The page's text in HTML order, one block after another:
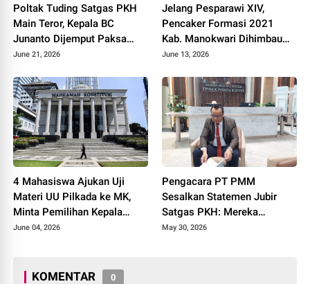
Poltak Tuding Satgas PKH
Main Teror, Kepala BC
Junanto Dijemput Paksa
Tanpa Surat Panggilan
June 21, 2026
Jelang Pesparawi XIV,
Pencaker Formasi 2021
Kab. Manokwari Dihimbau
Jaga Kamtibmas
June 13, 2026
4 Mahasiswa Ajukan Uji
Materi UU Pilkada ke MK,
Minta Pemilihan Kepala
Daerah Tetap Dilakukan
June 04, 2026
Pengacara PT PMM
Sesalkan Statemen Jubir
Satgas PKH: Mereka
Melanggar Aturan Malah
May 30, 2026
KOMENTAR 0